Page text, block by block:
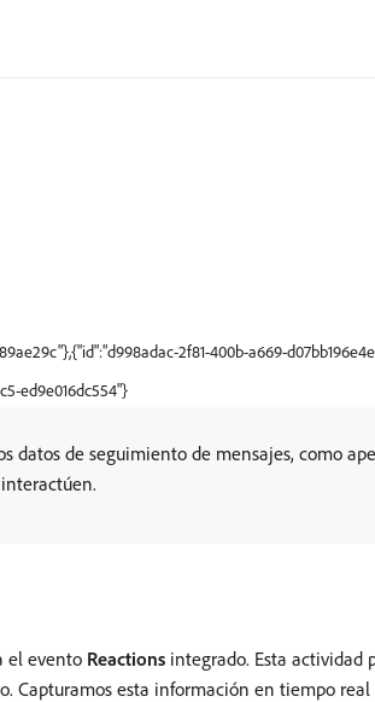
2f81-400b-a669-
ed9e016dc554"}
datos de seguimiento de mensajes, como
el evento Reactions integrado. Esta actividad
Capturamos esta información en tiempo